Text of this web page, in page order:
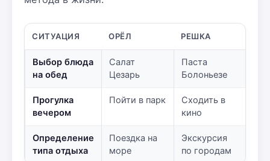
СИТУАЦИЯ ОРЁЛ РЕШКА
Выбор блюда
на обед
Салат
Цезарь
Паста
Болоньезе
Прогулка
вечером
Пойти в парк
Сходить в
кино
Определение
типа отдыха
Поездка на
море
Экскурсия
по городам